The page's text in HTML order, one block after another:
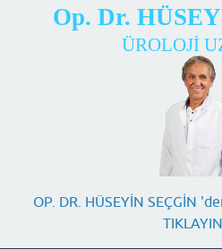
Op. Dr.
ÜROLOJİ
OP. DR. HÜSEYİN SEÇGİN